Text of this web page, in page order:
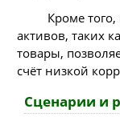
Кроме
активов, таких
товары,
счёт низкой
Сценарии и